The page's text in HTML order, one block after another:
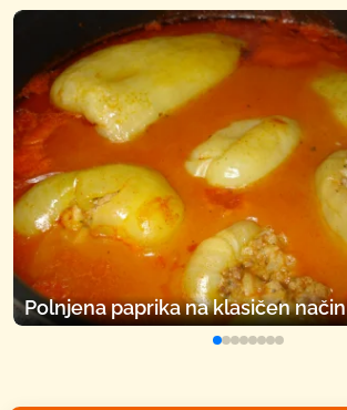
Polnjena paprika na klasičen način